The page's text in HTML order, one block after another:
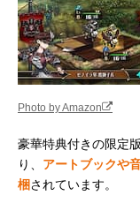
Photo by Amazon
豪華特典付きの限定
り、 アートブックや
梱されています。